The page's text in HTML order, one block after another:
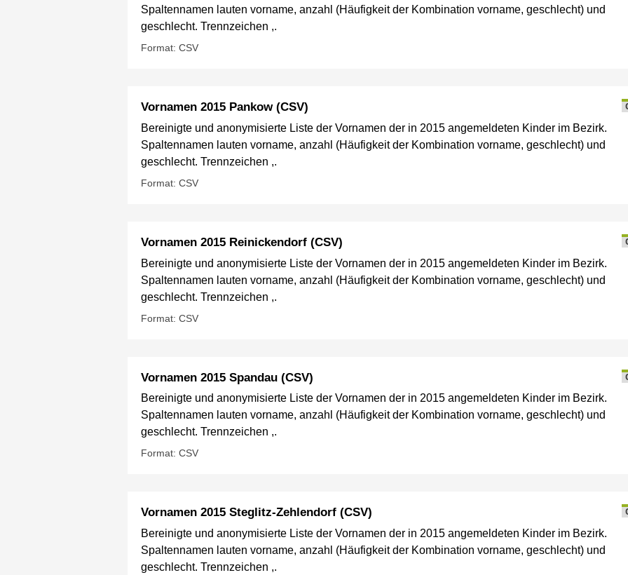
Spaltennamen lauten vorname, anzahl (Häufigkeit der Kombination vorname, geschlecht) und
geschlecht. Trennzeichen ,.
Format: CSV
Vornamen 2015 Pankow (CSV)
Bereinigte und anonymisierte Liste der Vornamen der in 2015 angemeldeten Kinder im Bezirk.
Spaltennamen lauten vorname, anzahl (Häufigkeit der Kombination vorname, geschlecht) und
geschlecht. Trennzeichen ,.
Format: CSV
Vornamen 2015 Reinickendorf (CSV)
Bereinigte und anonymisierte Liste der Vornamen der in 2015 angemeldeten Kinder im Bezirk.
Spaltennamen lauten vorname, anzahl (Häufigkeit der Kombination vorname, geschlecht) und
geschlecht. Trennzeichen ,.
Format: CSV
Vornamen 2015 Spandau (CSV)
Bereinigte und anonymisierte Liste der Vornamen der in 2015 angemeldeten Kinder im Bezirk.
Spaltennamen lauten vorname, anzahl (Häufigkeit der Kombination vorname, geschlecht) und
geschlecht. Trennzeichen ,.
Format: CSV
Vornamen 2015 Steglitz-Zehlendorf (CSV)
Bereinigte und anonymisierte Liste der Vornamen der in 2015 angemeldeten Kinder im Bezirk.
Spaltennamen lauten vorname, anzahl (Häufigkeit der Kombination vorname, geschlecht) und
geschlecht. Trennzeichen ,.